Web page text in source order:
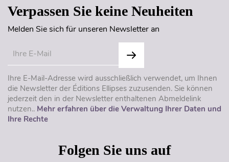
Verpassen Sie keine Neuheiten
Melden Sie sich für unseren Newsletter an
Ihre E-Mail-Adresse wird ausschließlich verwendet, um Ihnen
die Newsletter der Éditions Ellipses zuzusenden. Sie können
jederzeit den in der Newsletter enthaltenen Abmeldelink
nutzen.. Mehr erfahren über die Verwaltung Ihrer Daten und
Ihre Rechte
Folgen Sie uns auf